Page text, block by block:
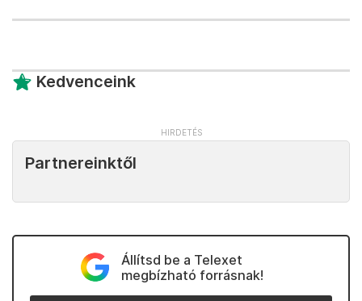
Kedvenceink
Partnereinktől
Állítsd be a Telexet
megbízható forrásnak!